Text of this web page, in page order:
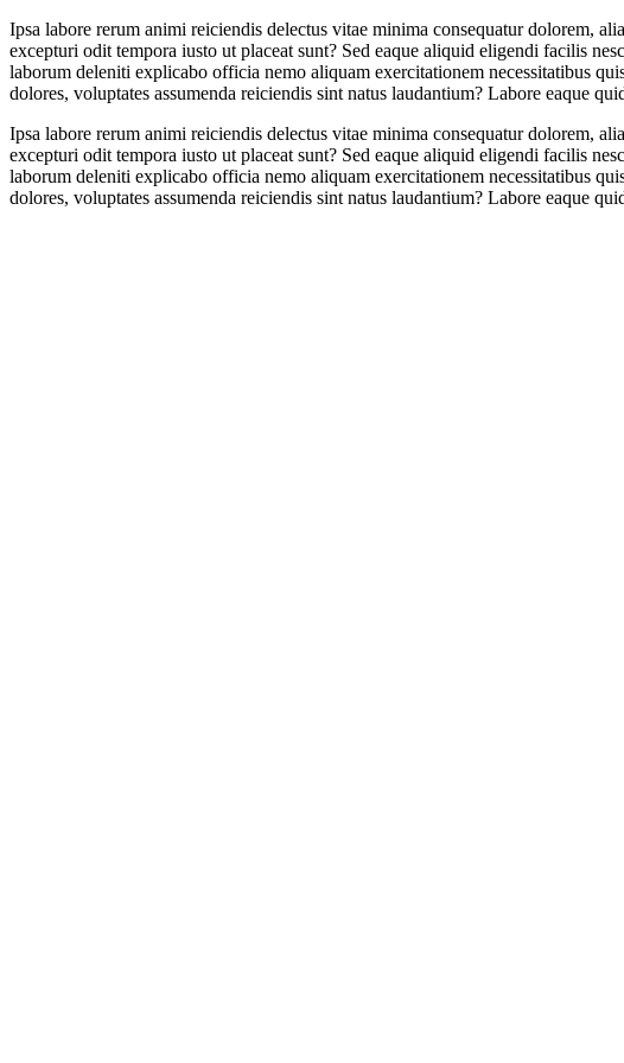
Ipsa labore rerum animi reiciendis delectus vitae minima consequatur dolorem,
excepturi odit tempora iusto ut placeat sunt? Sed eaque aliquid eligendi facilis
laborum deleniti explicabo officia nemo aliquam exercitationem necessitatibus
dolores, voluptates assumenda reiciendis sint natus laudantium? Labore eaque
Ipsa labore rerum animi reiciendis delectus vitae minima consequatur dolorem,
excepturi odit tempora iusto ut placeat sunt? Sed eaque aliquid eligendi facilis
laborum deleniti explicabo officia nemo aliquam exercitationem necessitatibus
dolores, voluptates assumenda reiciendis sint natus laudantium? Labore eaque